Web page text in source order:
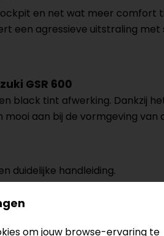
en net wat meer comfort
een agressieve uitstraling
GSR 600
black tint afwerking. Dankzij
aan bij de vormgeving
duidelijke handleiding.
met ons op of kom langs in één
om jouw browse-ervaring te